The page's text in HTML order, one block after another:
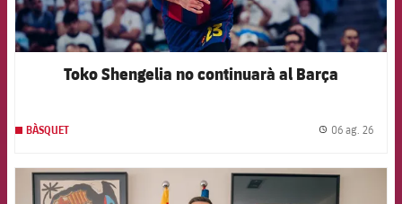
Toko Shengelia no continuarà al Barça
BÀSQUET 06 ag. 26
FCB Barcelona badge